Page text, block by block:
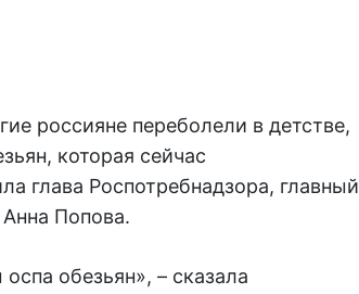
россияне переболели в детстве,
которая сейчас
глава Роспотребнадзора, главный
Попова.
обезьян», – сказала